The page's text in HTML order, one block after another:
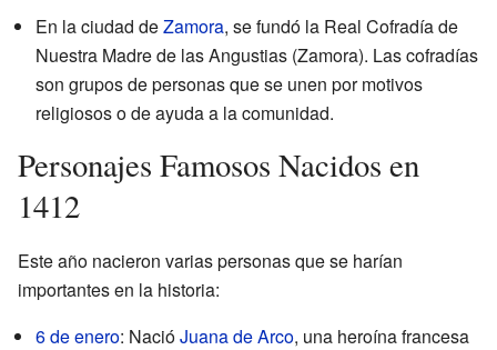
En la ciudad deZamora, se fundó la Real Cofradía de
Nuestra Madre de las Angustias (Zamora). Las cofradías
son grupos de personas que se unen por motivos
religiosos o de ayuda a la comunidad.
Personajes Famosos Nacidos en
1412
Este año nacieron varias personas que se harían
importantes en la historia:
6 de enero: NacióJuana de Arco, una heroína francesa